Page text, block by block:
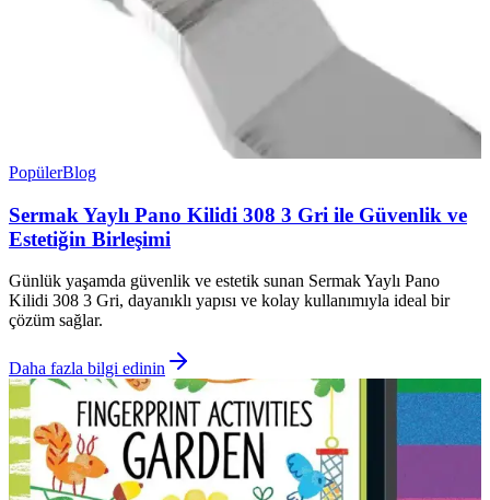
PopülerBlog
Sermak Yaylı Pano Kilidi 308 3 Gri ile Güvenlik ve
Estetiğin Birleşimi
Günlük yaşamda güvenlik ve estetik sunan Sermak Yaylı Pano
Kilidi 308 3 Gri, dayanıklı yapısı ve kolay kullanımıyla ideal bir
çözüm sağlar.
Daha fazla bilgi edinin